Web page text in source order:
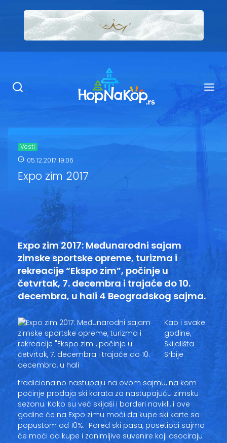
Ugostiteljstvo
Kop Info
Oglasi
Galerija
Copyright© 2020
HopNaKop
Vesti
05.12.2017 19:06
Expo zim 2017
Expo zim 2017: Međunarodni sajam
zimske sportske opreme, turizma i
rekreacije “Ekspo zim”, počinje u
četvrtak, 7. decembra i trajaće do 10.
decembra, u hali 4 Beogradskog sajma.
Kao i svake
godine,
Skijališta
Srbije
tradicionalno nastupaju na ovom sajmu, na kom
počinje prodaja ski karata za nastupajuću zimsku
sezonu. Kako su već skijaši i borderi navikli, i ove
godine će na Expo zimu moći da kupe ski karte sa
popustom od 10%. Pored ski pasa, posetioci sajma
će moći da kupe i zanimljive suvenire koji asociraju